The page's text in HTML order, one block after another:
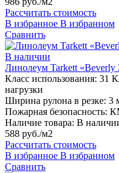
Рассчитать стоимость
В избранное В избранном
Сравнить
В наличии
Линолеум Tarkett «Beverly
Класс использования: 31
нагрузки
Ширина рулона в резке: 3
Пожарная безопасность:
Наличие товара: В
588 руб./м2
Рассчитать стоимость
В избранное В избранном
Сравнить